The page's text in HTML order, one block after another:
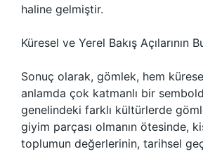
haline gelmiştir.
Küresel ve Yerel Bakış Açılarının
Sonuç olarak, gömlek, hem
anlamda çok katmanlı bir
genelindeki farklı kültürlerde
giyim parçası olmanın ötesinde,
toplumun değerlerinin, tarihsel